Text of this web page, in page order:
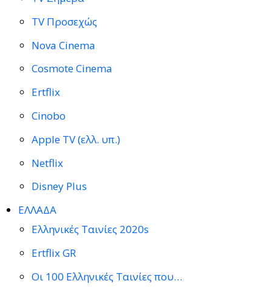
TV Προσεχώς
Nova Cinema
Cosmote Cinema
Ertflix
Cinobo
Apple TV (ελλ. υπ.)
Netflix
Disney Plus
ΕΛΛΑΔΑ
Ελληνικές Ταινίες 2020s
Ertflix GR
Οι 100 Ελληνικές Ταινίες που…